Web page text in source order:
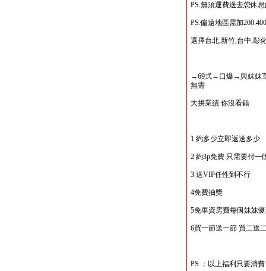
PS.無須運費送去您休
PS.偏遠地區需加
選擇台北,新竹,台中,彰
→69式→口爆→與妹妹
無需
大拼業績 你沒看錯
1 約多少立即返送多少
2 約3p免費 只需要付一
3 送VIP任性到不行
4免費抽獎
5免車資房費每個妹妹優
6買一節送一節 買二送
PS ：以上福利只要消